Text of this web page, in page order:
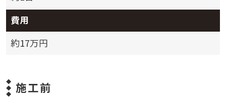
費用
約17万円
施工前